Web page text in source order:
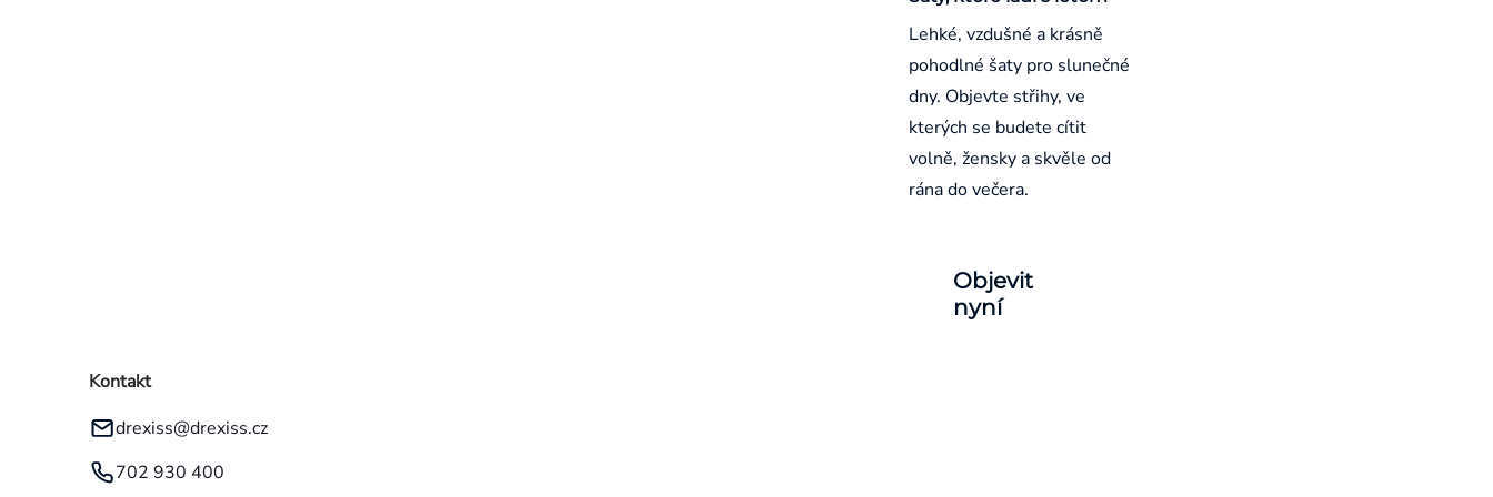
Lehké, vzdušné a krásně
pohodlné šaty pro slunečné
dny. Objevte střihy, ve
kterých se budete cítit
volně, žensky a skvěle od
rána do večera.
Objevit
nyní
Kontakt
drexiss@drexiss.cz
702 930 400